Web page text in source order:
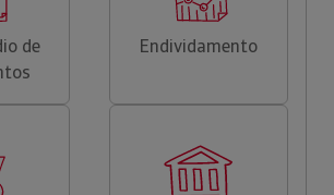
de
Endividamento